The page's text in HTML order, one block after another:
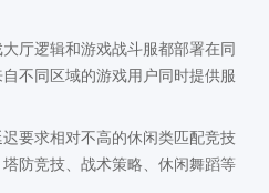
厅逻辑和游戏战斗服都部署在同
不同区域的游戏用户同时提供服
要求相对不高的休闲类匹配竞技
防竞技、战术策略、休闲舞蹈等